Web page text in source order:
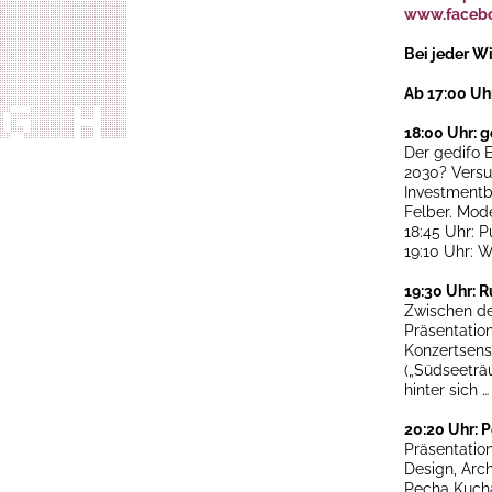
Bei jeder
Ab 17:00
18:00 Uhr:
Der gedifo
2030?
Felber.
18:45 Uhr:
19:10 Uhr:
19:30 Uhr:
Zwischen
hinter sich …
20:20 Uhr:
Design,